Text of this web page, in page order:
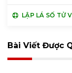
LẬP LÁ SỐ TỬ
Bài Viết Được